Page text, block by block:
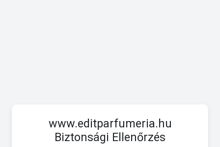
www.editparfumeria.hu
Biztonsági Ellenőrzés